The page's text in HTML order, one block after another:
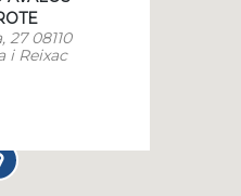
27 08110
i Reixac